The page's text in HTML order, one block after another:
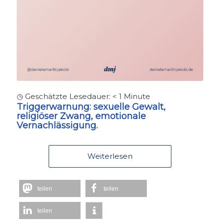
◷ Geschätzte Lesedauer: < 1 Minute
Triggerwarnung:sexuelle Gewalt,
religiöser Zwang, emotionale
Vernachlässigung.
Weiterlesen
teilen teilen
teilen